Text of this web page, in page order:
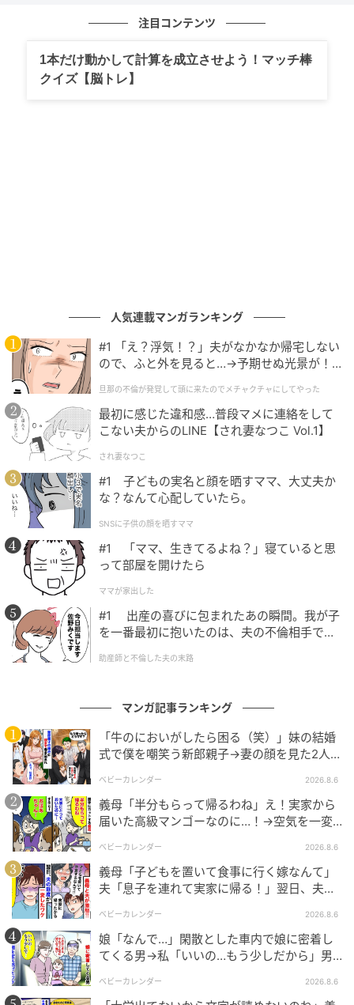
ベビーカレンダー
ベビーカレンダー
ベビーカレンダー
注目コンテンツ
1本だけ動かして計算を成立させよう！マッチ棒
クイズ【脳トレ】
人気連載マンガランキング
#1 「え？浮気！？」夫がなかなか帰宅しない
ので、ふと外を見ると…→予期せぬ光景が！
クチャにしてやった
旦那の不倫が発覚して頭に来たのでメチャクチャにしてやった
最初に感じた違和感…普段マメに連絡をして
こない夫からのLINE【され妻なつこ Vol.1】
され妻なつこ
#1 子どもの実名と顔を晒すママ、大丈夫か
な？なんて心配していたら。
SNSに子供の顔を晒すママ
#1 「ママ、生きてるよね？」寝ていると思
って部屋を開けたら
ママが家出した
#1 出産の喜びに包まれたあの瞬間。我が子
を一番最初に抱いたのは、夫の不倫相手でし
助産師と不倫した夫の末路
マンガ記事ランキング
「牛のにおいがしたら困る（笑）」妹の結婚
式で僕を嘲笑う新郎親子→妻の顔を見た2人が
ベビーカレンダー 2026.8.6
義母「半分もらって帰るわね」え！実家から
届いた高級マンゴーなのに…！→空気を一変
ベビーカレンダー 2026.8.6
義母「子どもを置いて食事に行く嫁なんて」
夫「息子を連れて実家に帰る！」翌日、夫が
ベビーカレンダー 2026.8.6
娘「なんで…」閑散とした車内で娘に密着し
てくる男→私「いいの…もう少しだから」男
ベビーカレンダー 2026.8.6